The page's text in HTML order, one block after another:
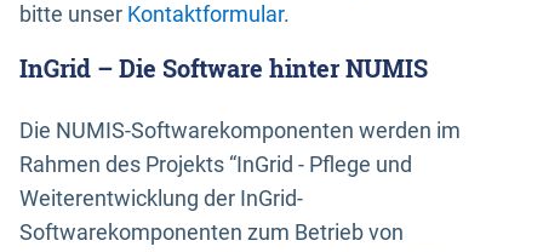
bitte unser Kontaktformular.
InGrid – Die Software hinter NUMIS
Die NUMIS-Softwarekomponenten werden im
Rahmen des Projekts “InGrid - Pflege und
Weiterentwicklung der InGrid-
Softwarekomponenten zum Betrieb von